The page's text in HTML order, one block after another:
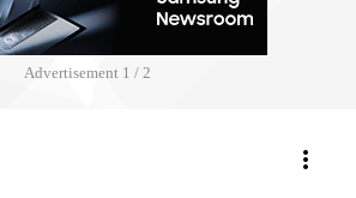
Advertisement 2 / 2
more_vert